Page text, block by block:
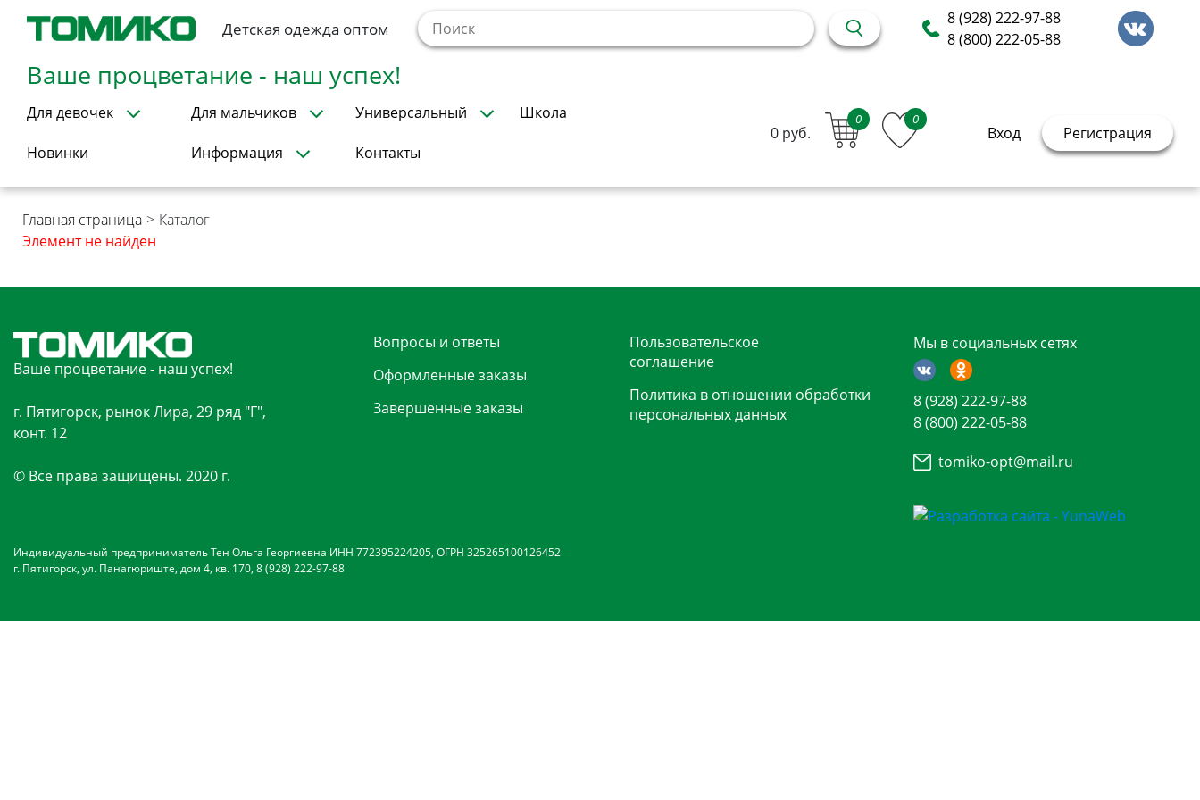
Детская одежда оптом
8 (928) 222-97-88
8 (800) 222-05-88
Ваше процветание - наш успех!
Для девочек Для мальчиков Универсальный Школа
Новинки Информация Контакты
0 руб.
0 0
Вход Регистрация
Главная страница > Каталог
Элемент не найден
Ваше процветание - наш успех!
г. Пятигорск, рынок Лира, 29 ряд "Г",
конт. 12
© Все права защищены. 2020 г.
Вопросы и ответы
Оформленные заказы
Завершенные заказы
Пользовательское
соглашение
Политика в отношении обработки
персональных данных
Мы в социальных сетях
8 (928) 222-97-88
8 (800) 222-05-88
tomiko-opt@mail.ru
Индивидуальный предприниматель Тен Ольга Георгиевна ИНН 772395224205, ОГРН 325265100126452
г. Пятигорск, ул. Панагюриште, дом 4, кв. 170, 8 (928) 222-97-88